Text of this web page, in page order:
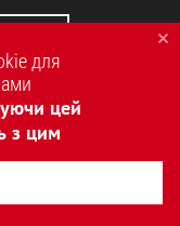
БРЕНД ОДЯГУ
для
цей
з цим